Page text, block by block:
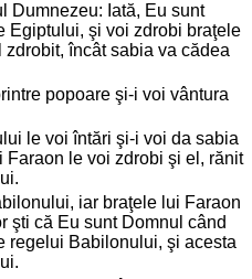
Dumnezeu: Iată, Eu sunt
Egiptului, şi voi zdrobi braţele
zdrobit, încât sabia va cădea
popoare şi-i voi vântura
le voi întări şi-i voi da sabia
Faraon le voi zdrobi şi el, rănit
iar braţele lui Faraon
şti că Eu sunt Domnul când
regelui Babilonului, şi acesta